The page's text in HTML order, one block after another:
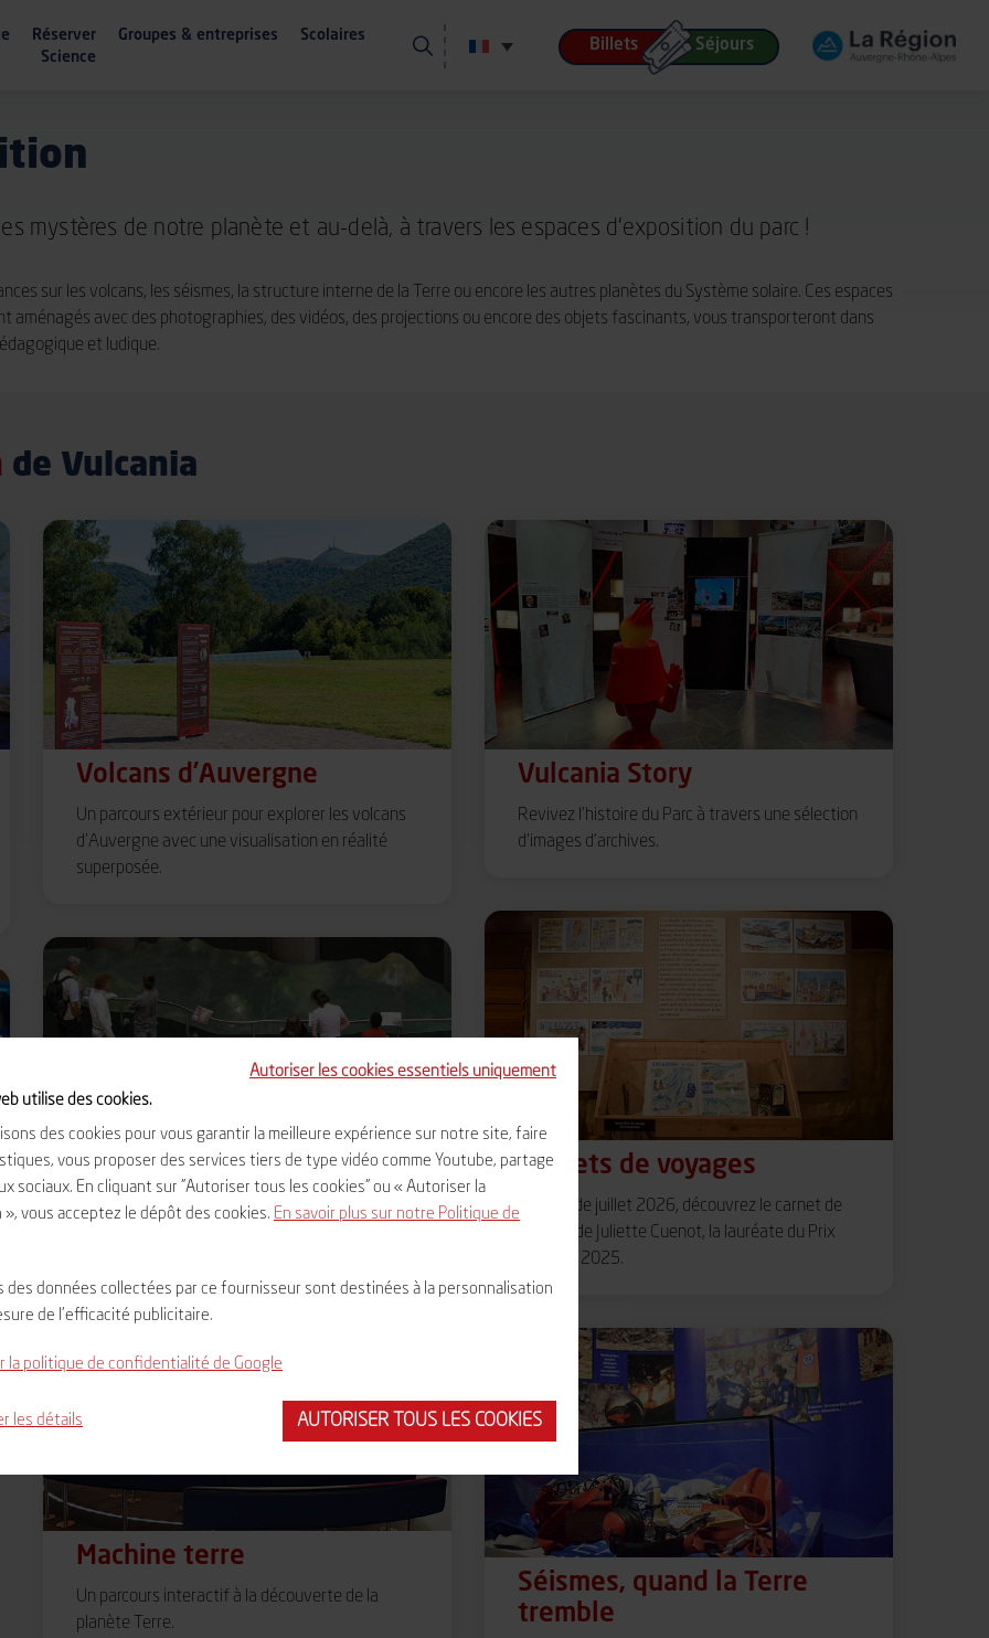
Autoriser les cookies essentiels uniquement
utilise des cookies.
des cookies pour vous garantir la meilleure expérience sur notre site, faire
vous proposer des services tiers de type vidéo comme Youtube, partage
sociaux. En cliquant sur "Autoriser tous les cookies" ou « Autoriser la
vous acceptez le dépôt des cookies. En savoir plus sur notre Politique de
des données collectées par ce fournisseur sont destinées à la personnalisation
de l'efficacité publicitaire.
la politique de confidentialité de Google
AUTORISER TOUS LES COOKIES
les détails
Réserver Groupes & entreprises
Scolaires
Science
Billets Séjours
mystères de notre planète et au-delà, à travers les espaces d’exposition du parc !
sur les volcans, les séismes, la structure interne de la Terre ou encore les autres planètes du Système solaire. Ces espaces
aménagés avec des photographies, des vidéos, des projections ou encore des objets fascinants, vous transporteront dans
et ludique.
de Vulcania
Volcans d’Auvergne
Un parcours extérieur pour explorer les volcans
d’Auvergne avec une visualisation en réalité
superposée.
Vulcania Story
Revivez l’histoire du Parc à travers une sélection
d’images d’archives.
Carnets de voyages
À partir de juillet 2026, découvrez le carnet de
voyage de Juliette Cuenot, la lauréate du Prix
Vulcania 2025.
Les maquettes géantes
Machine terre
Un parcours interactif à la découverte de la
planète Terre.
Séismes, quand la Terre
tremble